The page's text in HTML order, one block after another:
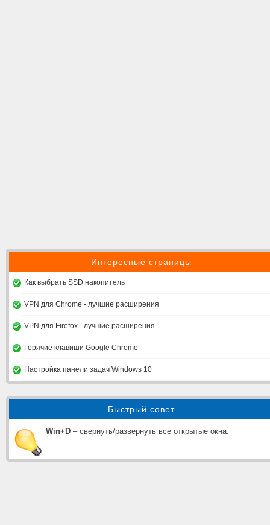
Интересные страницы
Как выбрать SSD накопитель
VPN для Chrome - лучшие расширения
VPN для Firefox - лучшие расширения
Горячие клавиши Google Chrome
Настройка панели задач Windows 10
Быстрый совет
Win+D – свернуть/развернуть все открытые окна.